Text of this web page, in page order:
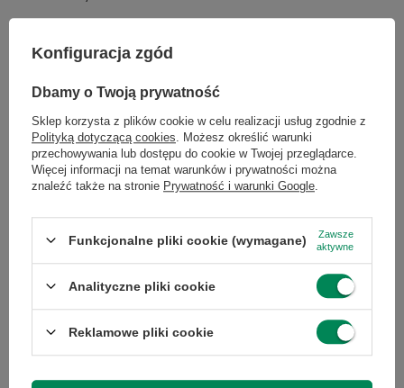
wprowadzeniem obniżki:
PROMOCJA
HP EliteDisplay E243 24'' A
Najniższa cena produktu w
okresie 30 dni przed
286,00 zł -9%
Konfiguracja zgód
Dbamy o Twoją prywatność
Sklep korzysta z plików cookie w celu realizacji usług zgodnie z
Polityką dotyczącą cookies . Możesz określić warunki
przechowywania lub dostępu do cookie w Twojej przeglądarce.
Więcej informacji na temat warunków i prywatności można
znaleźć także na stronie Prywatność i warunki Google
Funkcjonalne pliki cookie (wymagane)
Zawsze
aktywne
Analityczne pliki cookie
Reklamowe pliki cookie